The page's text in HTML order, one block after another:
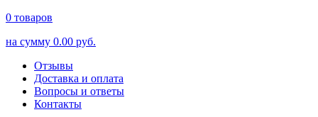
0 товаров
на сумму 0.00 руб.
Отзывы
Доставка и оплата
Вопросы и ответы
Контакты